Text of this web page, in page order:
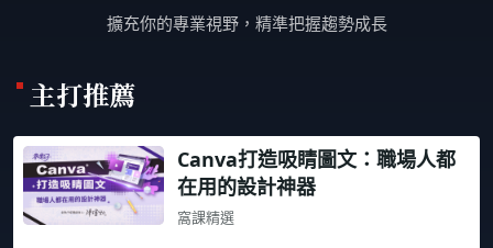
擴充你的專業視野，精準把握趨勢成長
主打推薦
Canva打造吸睛圖文：職場人都
在用的設計神器
窩課精選